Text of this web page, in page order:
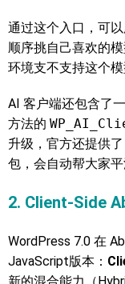
通过这个入口，可
顺序挑自己喜欢的
环境支不支持这个
AI 客户端还包含了
方法的
升级，官方还提供了
包，会自动帮大家平
2. Client-Side
WordPress 7.0 在
JavaScript版本：